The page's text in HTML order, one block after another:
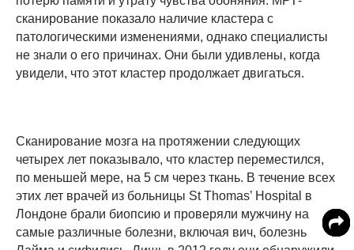
сканирование показало наличие кластера с
патологическими изменениями, однако специалисты
не знали о его причинах. Они были удивлены, когда
увидели, что этот кластер продолжает двигаться.
Сканирование мозга на протяжении следующих
четырех лет показывало, что кластер переместился,
по меньшей мере, на 5 см через ткань. В течение всех
этих лет врачей из больницы St Thomas’ Hospital в
Лондоне брали биопсию и проверяли мужчину на
самые различные болезни, включая вич, болезнь